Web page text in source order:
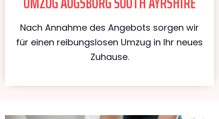
Nach Annahme des Angebots sorgen wir
für einen reibungslosen Umzug in Ihr neues
Zuhause.